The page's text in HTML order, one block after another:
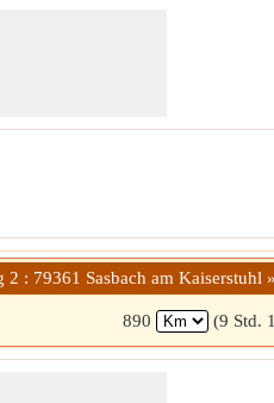
2 : 79361 Sasbach am Kaiserstuhl
890 (9 Std.